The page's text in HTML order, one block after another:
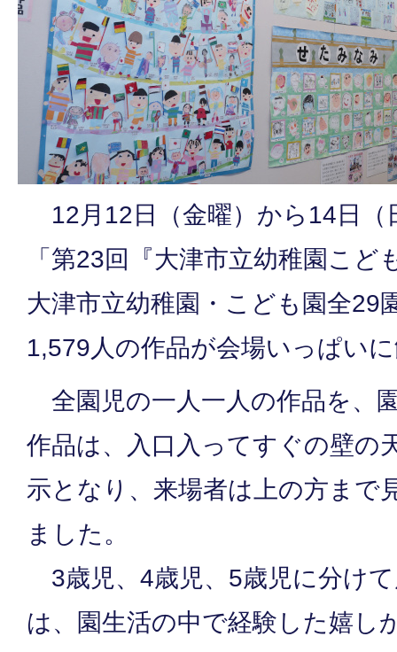
12月12日（金曜）から14日（
「第23回『大津市立幼稚園こど
大津市立幼稚園・こども園全29
1,579人の作品が会場いっぱい
全園児の一人一人の作品を、
作品は、入口入ってすぐの壁の
示となり、来場者は上の方まで
ました。
3歳児、4歳児、5歳児に分け
は、園生活の中で経験した嬉し